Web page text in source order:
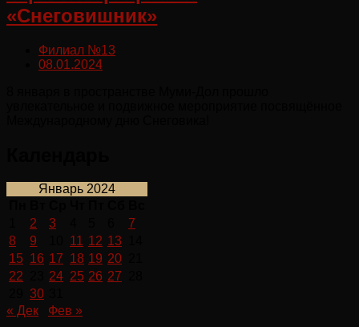
«Снеговишник»
Филиал №13
08.01.2024
Январь 2024
2 3
7
8
9 11 12 13
15 16 17 18 19 20
22
24 25 26 27
30
« Дек
Фев »